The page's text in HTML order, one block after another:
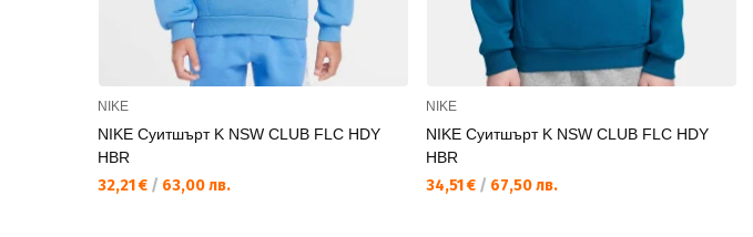
NIKE
NIKE Суитшърт K NSW CLUB FLC HDY
HBR
32,21 € / 63,00 лв.
NIKE
NIKE Суитшърт K NSW CLUB FLC HDY
HBR
34,51 € / 67,50 лв.